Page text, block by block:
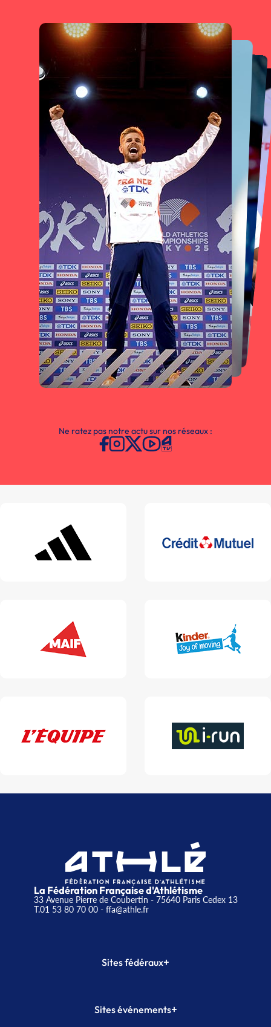
Ne ratez pas notre actu sur nos réseaux :
La Fédération Française d'Athlétisme
33 Avenue Pierre de Coubertin - 75640 Paris Cedex 13
T.01 53 80 70 00- ffa@athle.fr
Sites fédéraux+
Plateforme Formation
Sites événements+